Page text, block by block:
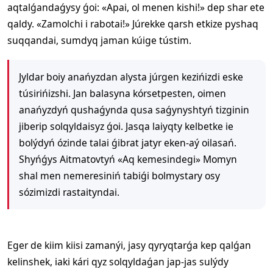
aqtalǵandaǵysy ǵoi: «Apai, ol menen kishi!» dep shar ete
qaldy. «Zamolchi i rabotai!» Júrekke qarsh etkize pyshaq
suqqandai, sumdyq jaman kúige tústim.
Jyldar boiy anańyzdan alysta júrgen kezińizdi eske
túsirińizshi. Jan balasyna kórsetpesten, oimen
anańyzdyń qushaǵynda qusa saǵynyshtyń tizginin
jiberip solqyldaisyz ǵoi. Jasqa laiyqty kelbetke ie
bolýdyń ózinde talai ǵibrat jatyr eken-aý oilasań.
Shyńǵys Aitmatovtyń «Aq kemesindegi» Momyn
shal men nemeresiniń tabiǵi bolmystary osy
sózimizdi rastaityndai.
Eger de kiim kiisi zamanýi, jasy qyryqtarǵa kep qalǵan
kelinshek, iaki kári qyz solqyldaǵan jap-jas sulýdy